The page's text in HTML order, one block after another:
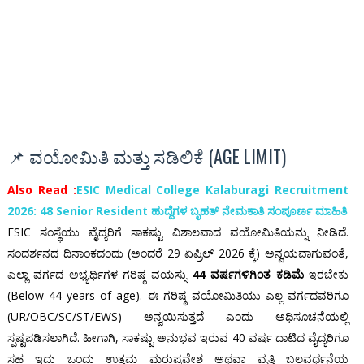
📌 ವಯೋಮಿತಿ ಮತ್ತು ಸಡಿಲಿಕೆ (AGE LIMIT)
Also Read :ESIC Medical College Kalaburagi Recruitment
2026: 48 Senior Resident ಹುದ್ದೆಗಳ ಬೃಹತ್ ನೇಮಕಾತಿ ಸಂಪೂರ್ಣ ಮಾಹಿತಿ
ESIC ಸಂಸ್ಥೆಯು ವೈದ್ಯರಿಗೆ ಸಾಕಷ್ಟು ವಿಶಾಲವಾದ ವಯೋಮಿತಿಯನ್ನು ನೀಡಿದೆ.
ಸಂದರ್ಶನದ ದಿನಾಂಕದಂದು (ಅಂದರೆ 29 ಏಪ್ರಿಲ್ 2026 ಕ್ಕೆ) ಅನ್ವಯವಾಗುವಂತೆ,
ಎಲ್ಲಾ ವರ್ಗದ ಅಭ್ಯರ್ಥಿಗಳ ಗರಿಷ್ಠ ವಯಸ್ಸು 44 ವರ್ಷಗಳಿಗಿಂತ ಕಡಿಮೆಇರಬೇಕು
(Below 44 years of age). ಈ ಗರಿಷ್ಠ ವಯೋಮಿತಿಯು ಎಲ್ಲ ವರ್ಗದವರಿಗೂ
(UR/OBC/SC/ST/EWS) ಅನ್ವಯಿಸುತ್ತದೆ ಎಂದು ಅಧಿಸೂಚನೆಯಲ್ಲಿ
ಸ್ಪಷ್ಟಪಡಿಸಲಾಗಿದೆ. ಹೀಗಾಗಿ, ಸಾಕಷ್ಟು ಅನುಭವ ಇರುವ 40 ವರ್ಷ ದಾಟಿದ ವೈದ್ಯರಿಗೂ
ಸಹ ಇದು ಒಂದು ಉತ್ತಮ ಮರುಪ್ರವೇಶ ಅಥವಾ ವೃತ್ತಿ ಬಲವರ್ಧನೆಯ